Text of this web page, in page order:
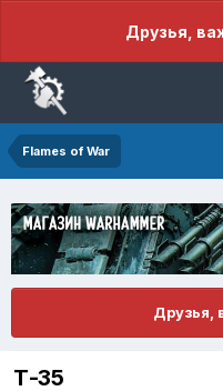
Друзья,
Flames of War
Друзья,
Т-35